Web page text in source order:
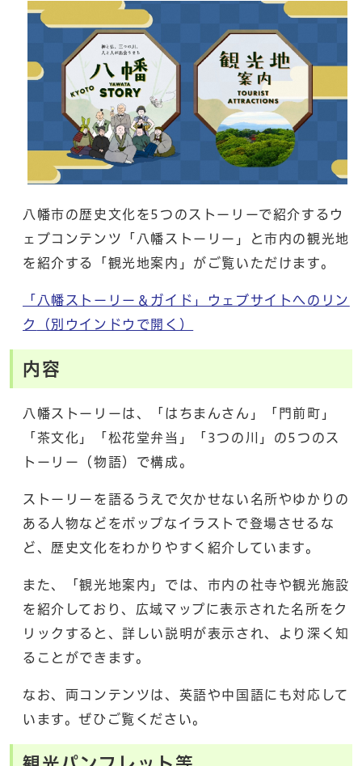
八幡市の歴史文化を5つのストーリーで紹介するウ
ェブコンテンツ「八幡ストーリー」と市内の観光地
を紹介する「観光地案内」がご覧いただけます。
「八幡ストーリー＆ガイド」ウェブサイトへのリン
ク
（別ウインドウで開く）
内容
八幡ストーリーは、「はちまんさん」「門前町」
「茶文化」「松花堂弁当」「3つの川」の5つのス
トーリー（物語）で構成。
ストーリーを語るうえで欠かせない名所やゆかりの
ある人物などをポップなイラストで登場させるな
ど、歴史文化をわかりやすく紹介しています。
また、「観光地案内」では、市内の社寺や観光施設
を紹介しており、広域マップに表示された名所をク
リックすると、詳しい説明が表示され、より深く知
ることができます。
なお、両コンテンツは、英語や中国語にも対応して
います。ぜひご覧ください。